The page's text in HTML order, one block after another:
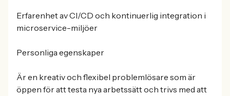
Erfarenhet av CI/CD och kontinuerlig integration i
microservice-miljöer
Personliga egenskaper
Är en kreativ och flexibel problemlösare som är
öppen för att testa nya arbetssätt och trivs med att